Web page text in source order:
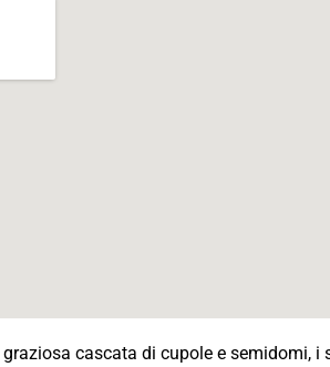
graziosa cascata di cupole e semidomi,